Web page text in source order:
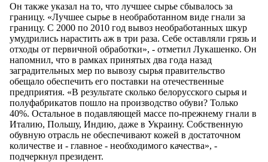
Он также указал на то, что лучшее сырье сбывалось за
границу. «Лучшее сырье в необработанном виде гнали за
границу. С 2000 по 2010 год вывоз необработанных шкур
умудрились нарастить аж в три раза. Себе оставляли грязь и
отходы от первичной обработки», - отметил Лукашенко. Он
напомнил, что в рамках принятых два года назад
заградительных мер по вывозу сырья правительство
обещало обеспечить его поставки на отечественные
предприятия. «В результате сколько белорусского сырья и
полуфабрикатов пошло на производство обуви? Только
40%. Остальное в подавляющей массе по-прежнему гнали в
Италию, Польшу, Индию, даже в Украину. Собственную
обувную отрасль не обеспечивают кожей в достаточном
количестве и - главное - необходимого качества», -
подчеркнул президент.